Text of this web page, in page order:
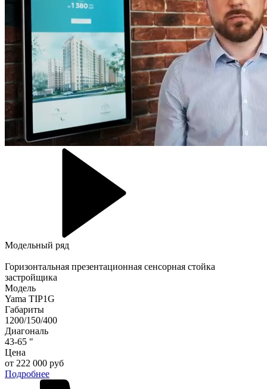
Модельный ряд
Горизонтальная презентационная сенсорная стойка
застройщика
Модель
Yama TIP1G
Габариты
1200/150/400
Диагональ
43-65 "
Цена
от 222 000 руб
Подробнее